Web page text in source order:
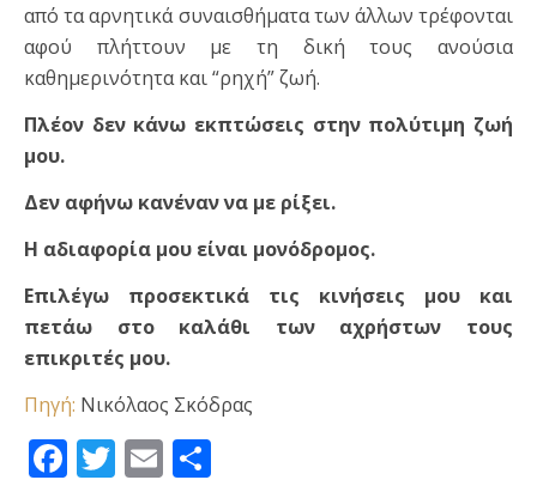
από τα αρνητικά συναισθήματα των άλλων τρέφονται
αφού πλήττουν με τη δική τους ανούσια
καθημερινότητα και “ρηχή” ζωή.
Πλέον δεν κάνω εκπτώσεις στην πολύτιμη ζωή
μου.
Δεν αφήνω κανέναν να με ρίξει.
Η αδιαφορία μου είναι μονόδρομος.
Επιλέγω προσεκτικά τις κινήσεις μου και
πετάω στο καλάθι των αχρήστων τους
επικριτές μου.
Πηγή: Νικόλαος Σκόδρας
Facebook
Twitter
Email